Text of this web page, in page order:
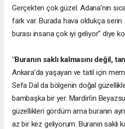
Gerçekten çok güzel. Adana’nın
fark var. Burada hava oldukça serin.
burası insana çok iyi geliyor" diye
"Buranın saklı kalmasını değil,
Ankara’da yaşayan ve tatil için
Sefa Dal da bölgenin doğal
bambaşka bir yer. Mardin’in
güzellikleri gördüm ama buranın
az bir kez geliyorum. Buranın saklı